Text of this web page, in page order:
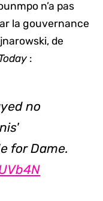
n’a pas
la gouvernance
de
:
no
for Dame.